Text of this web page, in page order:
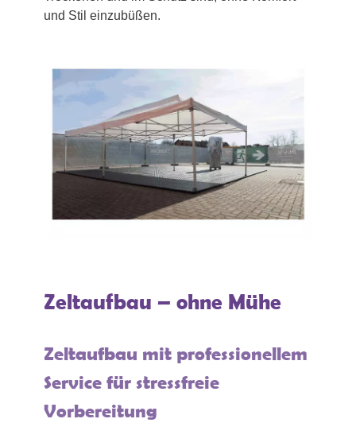
und Stil einzubüßen.
Zeltaufbau – ohne Mühe
Zeltaufbau mit professionellem
Service für stressfreie
Vorbereitung